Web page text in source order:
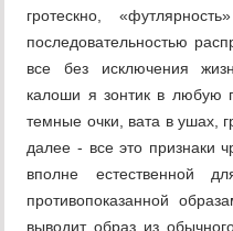
гротескно,
последовательностью
все без исключения
калоши я зонтик в любую
темные очки, вата в ушах,
далее - все это признаки
вполне естественной
противопоказанной
выводит образ из